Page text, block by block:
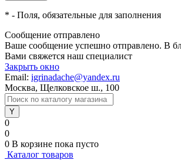
* - Поля, обязательные для заполнения
Сообщение отправлено
Ваше сообщение успешно отправлено. В
Вами свяжется наш специалист
Закрыть окно
Email: igrinadache@yandex.ru
Москва, Щелковское ш., 100
0
0
0 В корзине пока пусто
Каталог товаров